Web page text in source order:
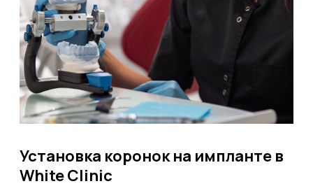
Установка коронок на импланте в
White Clinic